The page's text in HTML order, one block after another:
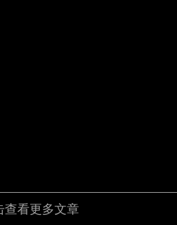
查看更多文章